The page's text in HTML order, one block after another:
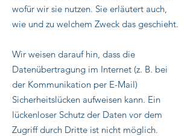
wofür wir sie nutzen. Sie erläutert auch,
wie und zu welchem Zweck das geschieht.
Wir weisen darauf hin, dass die
Datenübertragung im Internet (z. B. bei
der Kommunikation per E-Mail)
Sicherheitslücken aufweisen kann. Ein
lückenloser Schutz der Daten vor dem
Zugriff durch Dritte ist nicht möglich.